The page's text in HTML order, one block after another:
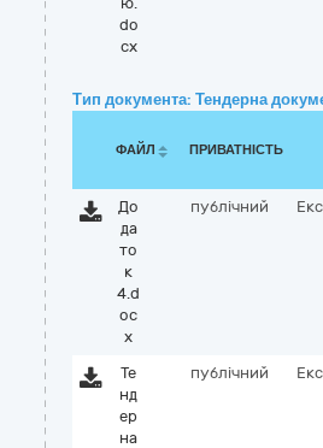
do
cx
Тип документа: Тендерна
ФАЙЛ ПРИВАТНІСТЬ
До
да
то
к
4.d
oc
x
публічний
Те
нд
ер
на
публічний